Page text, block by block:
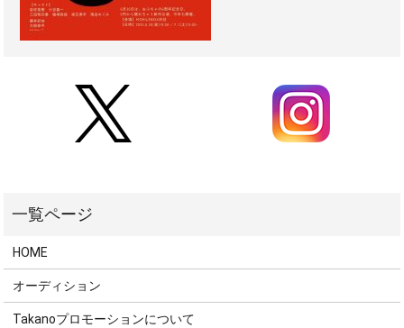
HOME
オーディション
Takanoプロモーションについて